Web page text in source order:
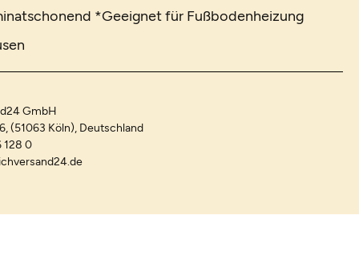
*Geeignet für Fußbodenheizung
GmbH
(51063 Köln), Deutschland
128 0